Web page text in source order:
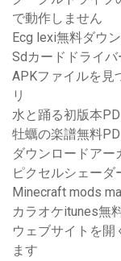
で動作しません
Ecg lexi無料ダウ
Sdカードドライ
APKファイルを見
リ
水と踊る初版本
牡蠣の楽譜無料
ダウンロードアー
ピクセルシェーダ
Minecraft mods
カラオケitunes無
ウェブサイトを
ます